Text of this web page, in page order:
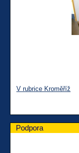
V rubrice Kroměříž
Podpora